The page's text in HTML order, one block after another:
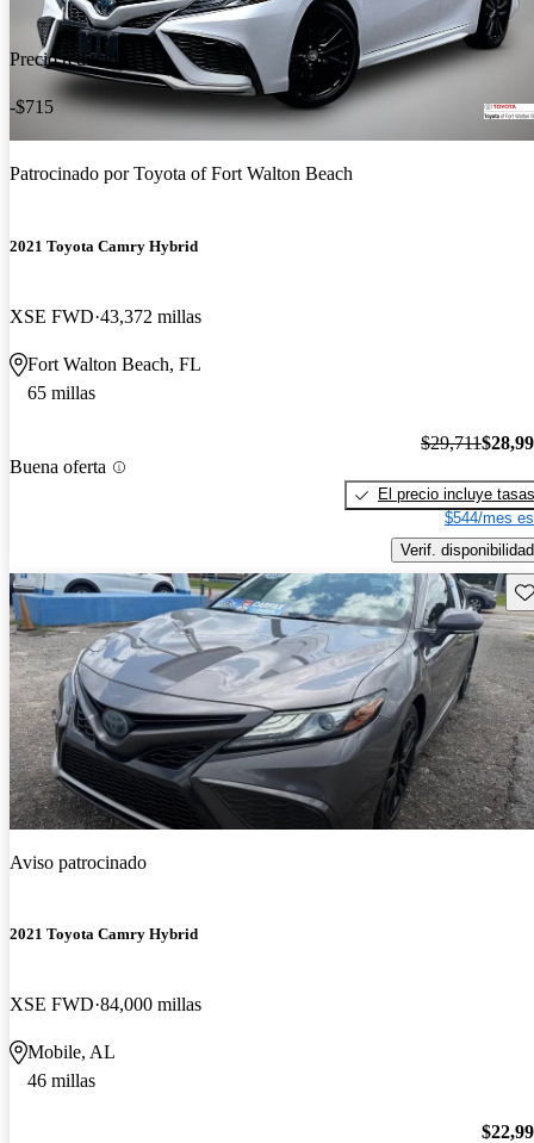
Precio reducido
-$715
Patrocinado porToyota of Fort Walton Beach
2021 Toyota Camry Hybrid
XSE FWD 43,372 millas
Fort Walton Beach, FL
65 millas
Buena oferta
$29,711
El precio incluye tasas
$544/mes
Verif. disponibilidad
Aviso patrocinado
2021 Toyota Camry Hybrid
XSE FWD 84,000 millas
Mobile, AL
46 millas